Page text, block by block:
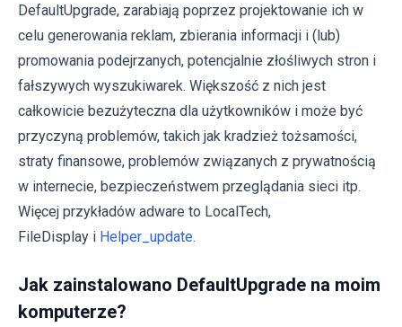
DefaultUpgrade, zarabiają poprzez projektowanie ich w
celu generowania reklam, zbierania informacji i (lub)
promowania podejrzanych, potencjalnie złośliwych stron i
fałszywych wyszukiwarek. Większość z nich jest
całkowicie bezużyteczna dla użytkowników i może być
przyczyną problemów, takich jak kradzież tożsamości,
straty finansowe, problemów związanych z prywatnością
w internecie, bezpieczeństwem przeglądania sieci itp.
Więcej przykładów adware to LocalTech,
FileDisplay i Helper_update.
Jak zainstalowano DefaultUpgrade na moim
komputerze?